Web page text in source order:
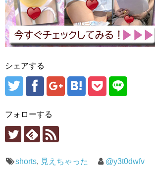
シェアする
フォローする
shorts, 見えちゃった @y3t0dwfv